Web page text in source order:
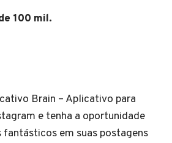
100 mil.
Brain – Aplicativo para
e tenha a oportunidade
em suas postagens